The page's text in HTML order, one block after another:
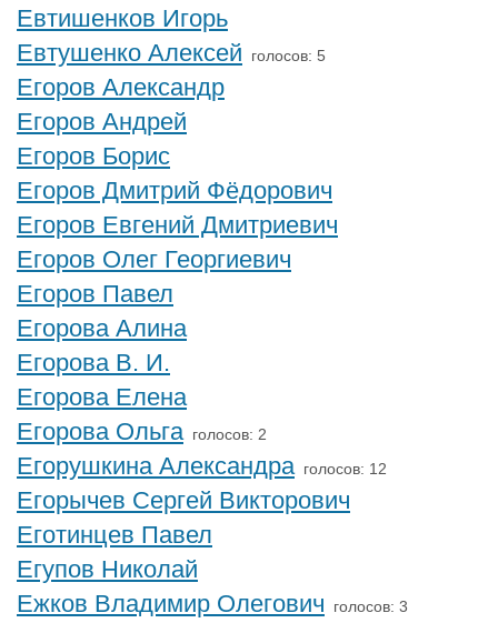
Евтишенков Игорь
Евтушенко Алексей голосов: 5
Егоров Александр
Егоров Андрей
Егоров Борис
Егоров Дмитрий Фёдорович
Егоров Евгений Дмитриевич
Егоров Олег Георгиевич
Егоров Павел
Егорова Алина
Егорова В. И.
Егорова Елена
Егорова Ольга голосов: 2
Егорушкина Александра голосов: 12
Егорычев Сергей Викторович
Еготинцев Павел
Егупов Николай
Ежков Владимир Олегович голосов: 3